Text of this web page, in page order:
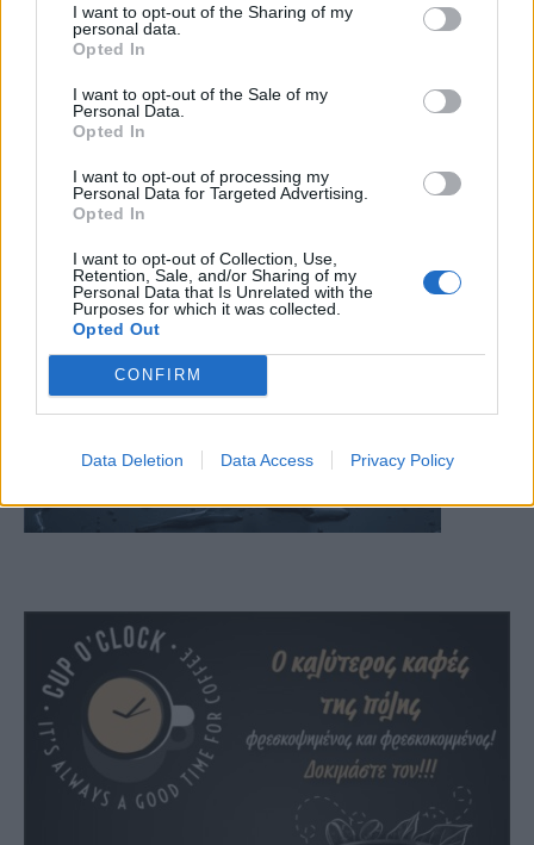
I want to opt-out of the Sharing of my
personal data.
Opted In
I want to opt-out of the Sale of my
Personal Data.
Opted In
I want to opt-out of processing my
Personal Data for Targeted Advertising.
Opted In
I want to opt-out of Collection, Use,
Retention, Sale, and/or Sharing of my
Personal Data that Is Unrelated with the
Purposes for which it was collected.
Opted Out
CONFIRM
Data Deletion Data Access Privacy Policy
ΕΙΔΗΣΕΙΣ
Φαρμακεία (03-09 Αυγ.)
3 Αυγούστου, 2026